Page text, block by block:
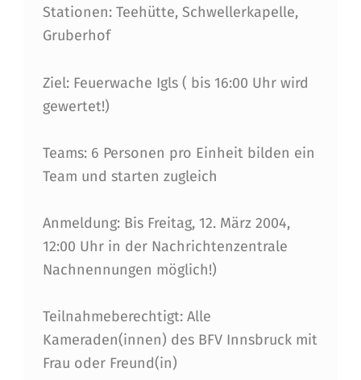
N
N
T
A
,
1
4
.
M
Ä
R
Z
Stationen: Teehütte, Schwellerkapelle,
Gruberhof
Ziel: Feuerwache Igls ( bis 16:00 Uhr wird
gewertet!)
Teams: 6 Personen pro Einheit bilden ein
Team und starten zugleich
Anmeldung: Bis Freitag, 12. März 2004,
12:00 Uhr in der Nachrichtenzentrale
Nachnennungen möglich!)
Teilnahmeberechtigt: Alle
Kameraden(innen) des BFV Innsbruck mit
Frau oder Freund(in)